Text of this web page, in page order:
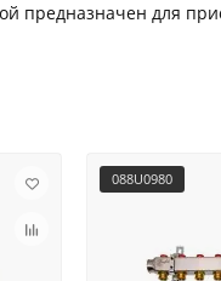
предназначен для
088U0980